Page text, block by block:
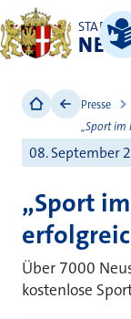
STADT
Presse
„Sport im
08. September
„Sport
Über 7000
kostenlose